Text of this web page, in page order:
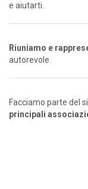
e aiutarti.
Riuniamo e
autorevole.
Facciamo parte del
principali